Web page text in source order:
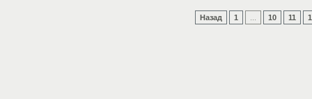
Назад 1 10 11